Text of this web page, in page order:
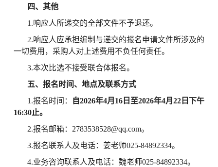
四、其他
1.响应人所递交的全部文件不予退还。
2.响应人应承担编制与递交的报名申请文件所涉及的
一切费用， 采购人对上述费用不负任何责任。
3.本次比选不接受联合体报名。
五、报名时间、地点及联系方式
1.报名时间：
自2026年4月16 日至2026年4月22 日下午
16:30止。
2.报名邮箱： 2783538528@qq.com。
3.报名联系人及电话： 姜老师025-84892334。
4.业务咨询联系人及电话： 魏老师025-84892334。